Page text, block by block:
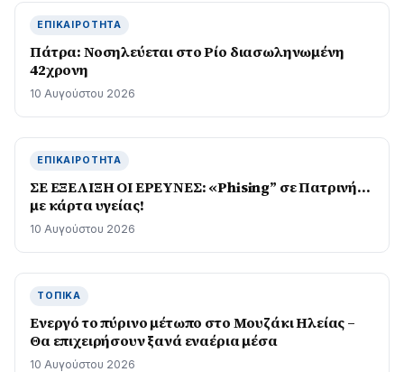
ΕΠΙΚΑΙΡΌΤΗΤΑ
Πάτρα: Νοσηλεύεται στο Ρίο διασωληνωμένη
42χρονη
10 Αυγούστου 2026
ΕΠΙΚΑΙΡΌΤΗΤΑ
ΣΕ ΕΞΕΛΙΞΗ ΟΙ ΕΡΕΥΝΕΣ: «Phising” σε Πατρινή…
με κάρτα υγείας!
10 Αυγούστου 2026
ΤΟΠΙΚΆ
Ενεργό το πύρινο μέτωπο στο Μουζάκι Ηλείας –
Θα επιχειρήσουν ξανά εναέρια μέσα
10 Αυγούστου 2026